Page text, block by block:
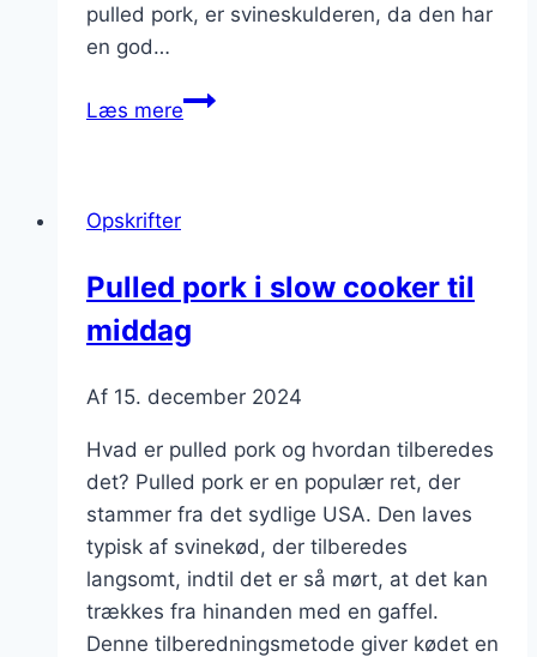
pulled pork, er svineskulderen, da den har
en god…
Læs merePulled
Opskrifter
Pulled pork i slow cooker til
middag
Af 15. december 2024
Hvad er pulled pork og hvordan tilberedes
det? Pulled pork er en populær ret, der
stammer fra det sydlige USA. Den laves
typisk af svinekød, der tilberedes
langsomt, indtil det er så mørt, at det kan
trækkes fra hinanden med en gaffel.
Denne tilberedningsmetode giver kødet en